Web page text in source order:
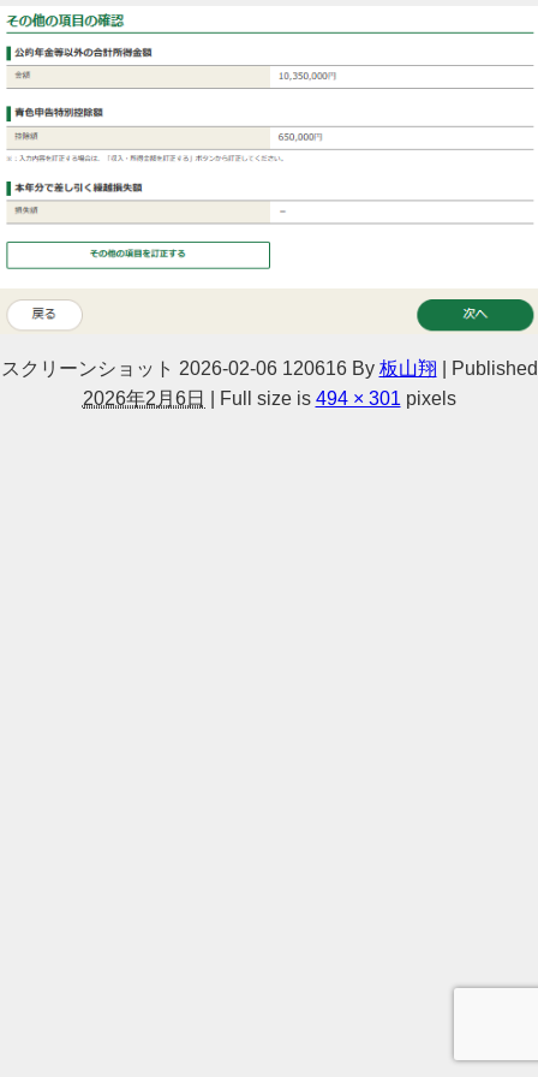
スクリーンショット 2026-02-06 120616 By 板山翔
Published
2026年2月6日
Full size is 494 × 301 pixels